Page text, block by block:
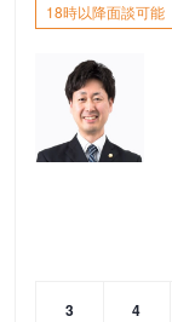
18時以降面談可能
3
4